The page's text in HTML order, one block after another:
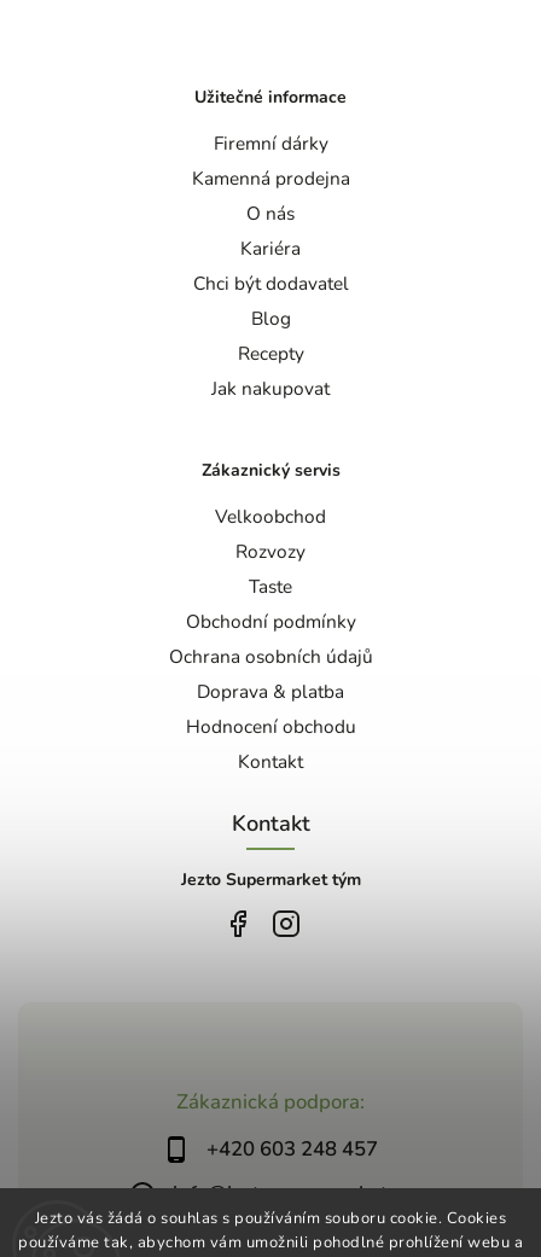
Jezto vás žádá o souhlas s používáním souboru cookie. Cookies
používáme tak, abychom vám umožnili pohodlné prohlížení webu a
Zákaznická podpora:
+420 603 248 457
info@jeztosupermarket.cz
Užitečné informace
Firemní dárky
Kamenná prodejna
O nás
Kariéra
Chci být dodavatel
Blog
Recepty
Jak nakupovat
Zákaznický servis
Velkoobchod
Rozvozy
Taste
Obchodní podmínky
Ochrana osobních údajů
Doprava & platba
Hodnocení obchodu
Kontakt
Kontakt
Jezto Supermarket tým